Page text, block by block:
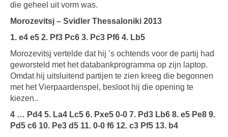
die geheel uit vorm was.
Morozevitsj – Svidler Thessaloniki 2013
1. e4 e5 2. Pf3 Pc6 3. Pc3 Pf6 4. Lb5
Morozevitsj vertelde dat hij ’s ochtends voor de partij had
geworsteld met het databankprogramma op zijn laptop.
Omdat hij uitsluitend partijen te zien kreeg die begonnen
met het Vierpaardenspel, besloot hij die opening te
kiezen..
4 … Pd4 5. La4 Lc5 6. Pxe5 0-0 7. Pd3 Lb6 8. e5 Pe8 9.
Pd5 c6 10. Pe3 d5 11. 0-0 f6 12. c3 Pf5 13. b4